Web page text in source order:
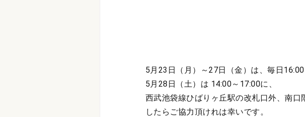
5月23日（月）～27日（金）は、毎日
5月28日（土）は 14:00～17:00に、
西武池袋線ひばりヶ丘駅の改札口外、南
したらご協力頂けれは幸いです。